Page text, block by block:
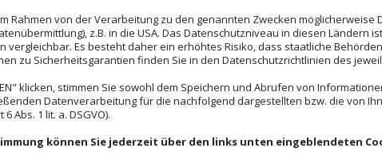
in Ihrer Nähe? Dank unseren insgesamt sieben
in Bremen bieten wir Ihnen in zahlreichen weiteren
und finden Sie Ihren am nächsten gelegenen.
Rahmen von der Verarbeitung zu den genannten Zwecken möglicherweise
z.B. in die USA. Das Datenschutzniveau in diesen Ländern
vergleichbar. Es besteht daher ein erhöhtes Risiko, dass staatliche
zu Sicherheitsgarantien finden Sie in den Datenschutzrichtlinien des
klicken, stimmen Sie sowohl dem Speichern und Abrufen von
Datenverarbeitung für die nachfolgend dargestellten bzw. die von
Abs. 1 lit. a. DSGVO).
können Sie jederzeit über den links unten eingeblendeten